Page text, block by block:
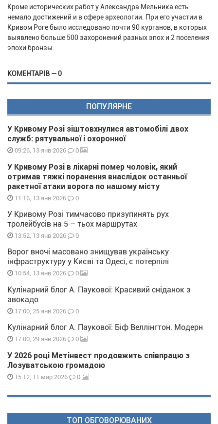
Кроме исторических работ у Александра Мельника есть
немало достижений и в сфере археологии. При его участии в
Кривом Роге было исследовано почти 90 курганов, в которых
выявлено больше 500 захоронений разных эпох и 2 поселения
эпохи бронзы.
КОМЕНТАРІВ — 0
ПОПУЛЯРНЕ
У Кривому Розі зіштовхнулися автомобілі двох
служб: рятувальної і охоронної
09:26, 13 янв 2026 0
У Кривому Розі в лікарні помер чоловік, який
отримав тяжкі поранення внаслідок останньої
ракетної атаки ворога по нашому місту
11:16, 13 янв 2026 0
У Кривому Розі тимчасово призупинять рух
тролейбусів на 5 – тьох маршрутах
13:52, 13 янв 2026 0
Ворог вночі масовано знищував українську
інфраструктуру у Києві та Одесі, є потерпілі
10:54, 13 янв 2026 0
Кулінарний блог А. Паукової: Красивий сніданок з
авокадо
17:00, 25 янв 2026 0
Кулінарний блог А. Паукової: Біф Веллінгтон. Модерн
17:00, 29 янв 2026 0
У 2026 році Метінвест продовжить співпрацю з
Лозуватською громадою
15:12, 11 мар 2026 0
ТОП ОБГОВОРЮВАНИХ